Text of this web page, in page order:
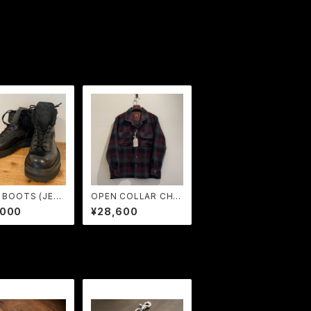
BOOTS (JET
/ LOST CON
OPEN COLLAR CHE
CK SH (Black × Re
d) / LOST CONTRO
L
¥28,600